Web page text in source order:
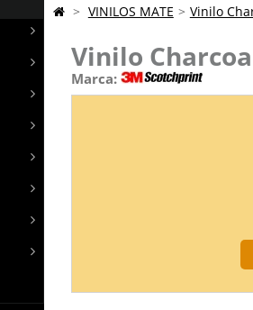
> VINILOS MATE > Vinilo
Vinilo
Marca: